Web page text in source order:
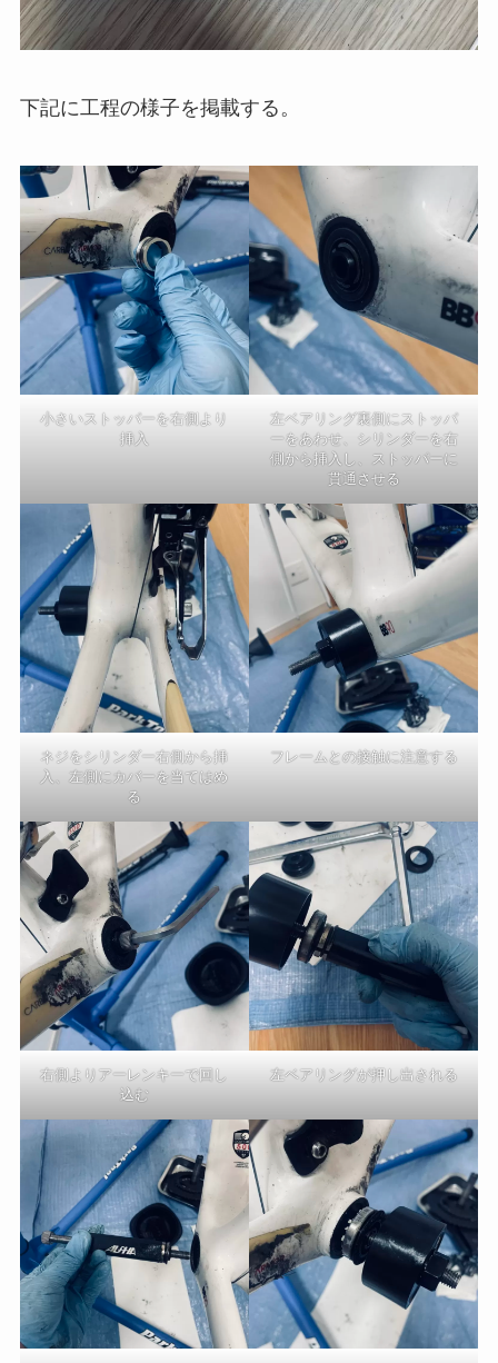
下記に工程の様子を掲載する。
小さいストッパーを右側より
挿入
左ベアリング裏側にストッパ
ーをあわせ、シリンダーを右
側から挿入し、ストッパーに
貫通させる
ネジをシリンダー右側から挿
入、左側にカバーを当てはめ
る
フレームとの接触に注意する
右側よりアーレンキーで回し
込む
左ベアリングが押し出される